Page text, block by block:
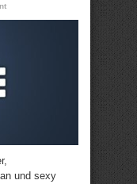
und sexy